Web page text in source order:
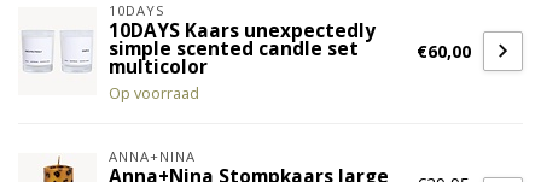
10DAYS
10DAYS Kaars unexpectedly
simple scented candle set
multicolor
Op voorraad
€60,00
ANNA+NINA
Anna+Nina Stompkaars large